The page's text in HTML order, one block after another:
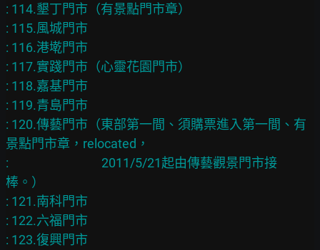
: 114.墾丁門市（有景點門市章）
: 115.風城門市
: 116.港墘門市
: 117.實踐門市（心靈花園門市）
: 118.嘉基門市
: 119.青島門市
: 120.傳藝門市（東部第一間、須購票進入第一間、有
景點門市章，relocated，
: 　　　　　　　2011/5/21起由傳藝觀景門市接
棒。）
: 121.南科門市
: 122.六福門市
: 123.復興門市